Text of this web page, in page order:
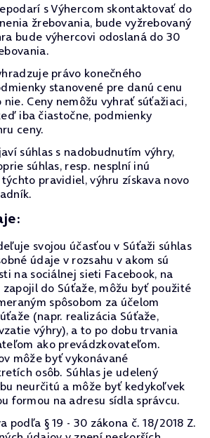
s Výhercom skontaktovať do
žrebovania, bude vyžrebovaný
bude výhercovi odoslaná do 30
právo konečného
stanovené pre danú cenu
nie. Ceny nemôžu vyhrať súťažiaci,
iba čiastočne, podmienky
ceny.
súhlas s nadobudnutím výhry,
súhlas, resp. nesplní inú
pravidiel, výhru získava novo
svojou účasťou v Súťaži súhlas
údaje v rozsahu v akom sú
na sociálnej sieti Facebook, na
do Súťaže, môžu byť použité
spôsobom za účelom
(napr. realizácia Súťaže,
výhry), a to po dobu trvania
ako prevádzkovateľom.
môže byť vykonávané
osôb. Súhlas je udelený
neurčitú a môže byť kedykoľvek
formou na adresu sídla správcu.
podľa § 19 - 30 zákona č. 18/2018 Z.